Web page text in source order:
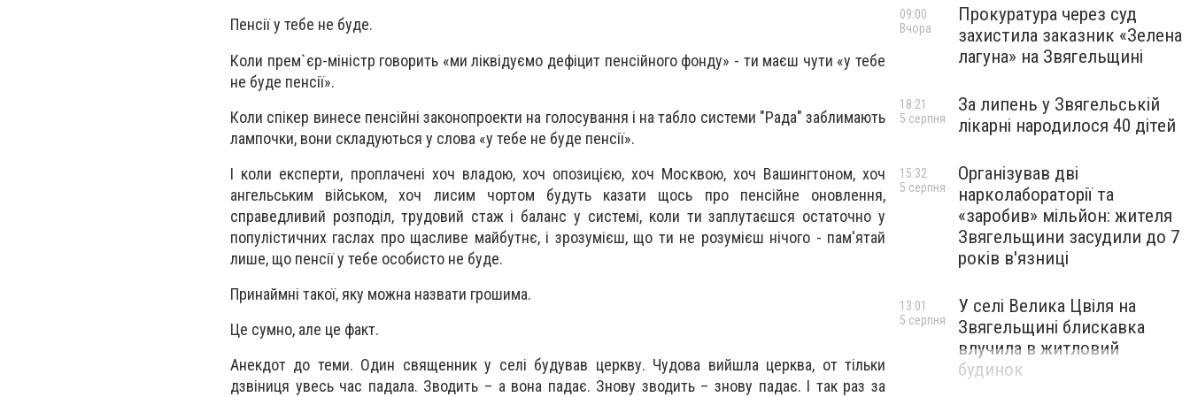
Пенсії у тебе не буде.
Коли прем`єр-міністр говорить «ми ліквідуємо дефіцит пенсійного фонду» - ти маєш чути «у тебе
не буде пенсії».
Коли спікер винесе пенсійні законопроекти на голосування і на табло системи "Рада" заблимають
лампочки, вони складуються у слова «у тебе не буде пенсії».
І коли експерти, проплачені хоч владою, хоч опозицією, хоч Москвою, хоч Вашингтоном, хоч
ангельським військом, хоч лисим чортом будуть казати щось про пенсійне оновлення,
справедливий розподіл, трудовий стаж і баланс у системі, коли ти заплутаєшся остаточно у
популістичних гаслах про щасливе майбутнє, і зрозумієш, що ти не розумієш нічого - пам'ятай
лише, що пенсії у тебе особисто не буде.
Принаймні такої, яку можна назвати грошима.
Це сумно, але це факт.
Анекдот до теми. Один священник у селі будував церкву. Чудова вийшла церква, от тільки
дзвіниця увесь час падала. Зводить – а вона падає. Знову зводить – знову падає. І так раз за
Прокуратура через суд
захистила заказник «Зелена
лагуна» на Звягельщині
09:00
Вчора
За липень у Звягельській
лікарні народилося 40 дітей
18:21
5 серпня
Організував дві
нарколабораторії та
«заробив» мільйон: жителя
Звягельщини засудили до 7
років в'язниці
15:32
5 серпня
У селі Велика Цвіля на
Звягельщині блискавка
влучила в житловий
будинок
13:01
5 серпня